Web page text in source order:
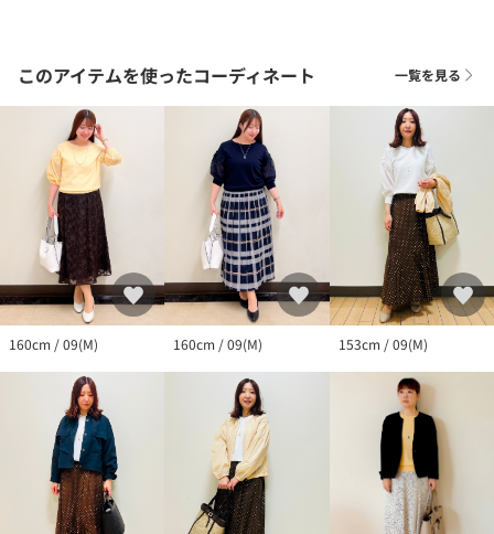
このアイテムを使ったコーディネート 一覧を見る
160cm / 09(M) 160cm / 09(M) 153cm / 09(M)